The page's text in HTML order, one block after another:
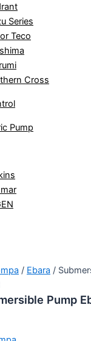
Series
Teco
Cross
Pump
/ Ebara /
Pump